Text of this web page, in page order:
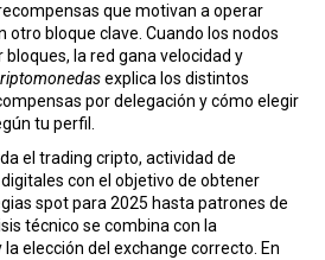
que motivan a operar
otro bloque clave. Cuando los nodos
la red gana velocidad y
explica los distintos
por delegación y cómo elegir
tu perfil.
el trading cripto, actividad de
con el objetivo de obtener
spot para 2025 hasta patrones de
técnico se combina con la
elección del exchange correcto. En